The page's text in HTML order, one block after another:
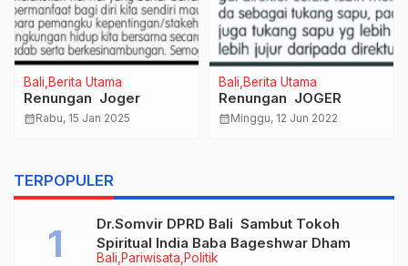
Bali Berita Utama
Renungan Joger
calendar_monthRabu, 15 Jan 2025
Bali Berita Utama
Renungan JOGER
calendar_monthMinggu, 12 Jun 2022
TERPOPULER
Bali Pariwisata Politik
Dr.Somvir DPRD Bali Sambut Tokoh
Spiritual India Baba Bageshwar Dham